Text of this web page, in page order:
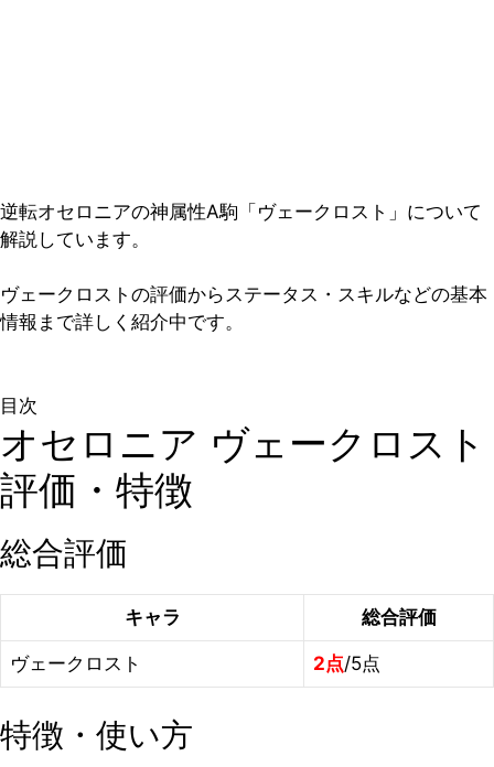
逆転オセロニアの神属性A駒「ヴェークロスト」について
解説しています。
ヴェークロストの評価からステータス・スキルなどの基本
情報まで詳しく紹介中です。
目次
オセロニア ヴェークロスト
評価・特徴
総合評価
キャラ 総合評価
ヴェークロスト 2点/5点
特徴・使い方